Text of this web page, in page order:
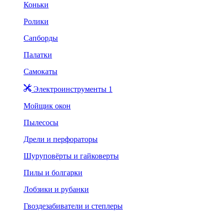
Коньки
Ролики
Сапборды
Палатки
Самокаты
Электроинструменты 1
Мойщик окон
Пылесосы
Дрели и перфораторы
Шуруповёрты и гайковерты
Пилы и болгарки
Лобзики и рубанки
Гвоздезабиватели и степлеры